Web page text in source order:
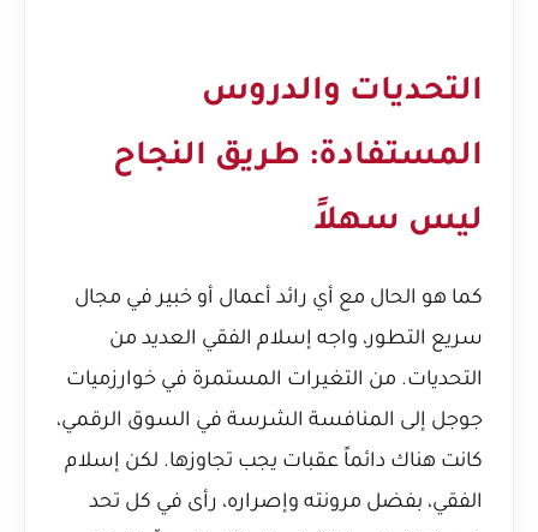
التحديات والدروس
المستفادة: طريق النجاح
ليس سهلاً
كما هو الحال مع أي رائد أعمال أو خبير في مجال
سريع التطور، واجه إسلام الفقي العديد من
التحديات. من التغيرات المستمرة في خوارزميات
جوجل إلى المنافسة الشرسة في السوق الرقمي،
كانت هناك دائماً عقبات يجب تجاوزها. لكن إسلام
الفقي، بفضل مرونته وإصراره، رأى في كل تحد